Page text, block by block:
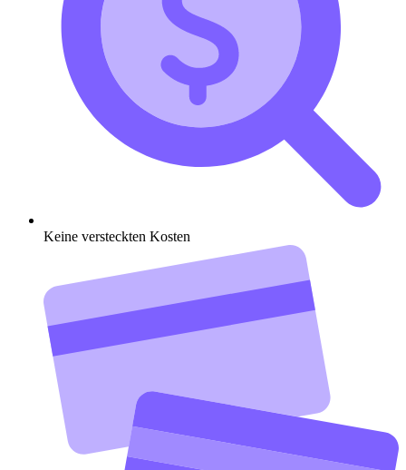
Keine versteckten Kosten